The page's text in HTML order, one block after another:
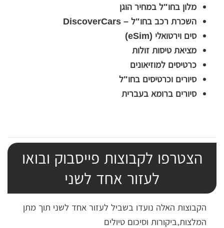
מלון בחו"ל במחיר הוגן
השכרת רכב בחו"ל – DiscoverCars
סים וירטואלי (eSim)
מציאת טיסות זולות
כרטיסים למוזיאונים
סיורים וכרטיסים בחו"ל
סיורים ברומא בעברית
הצטרפו לקבוצות פייסבוק ובואו
לעזור אחד לשני
הקבוצות האלה נועדו בשביל לעזור אחד לשני תוך מתן
המלצות,ביקורות וסיכום טיולים